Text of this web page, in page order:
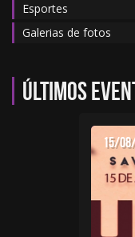
Esportes
Galerias de fotos
Últimos
15/